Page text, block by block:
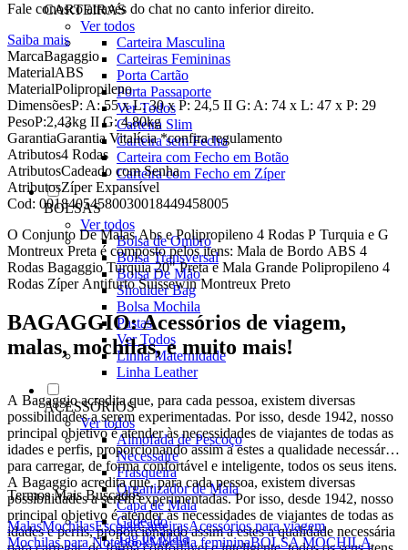
CARTEIRAS
Ver todos
Carteira Masculina
Carteiras Femininas
Porta Cartão
Porta Passaporte
Ver Todos
Carteira Slim
Carteira sem Fecho
Carteira com Fecho em Botão
Carteira com Fecho em Zíper
BOLSAS
Ver todos
Bolsa de Ombro
Bolsa Transversal
Bolsa De Mão
Shoulder Bag
Bolsa Mochila
Pastas
Ver Todos
Linha Maternidade
Linha Leather
ACESSÓRIOS
Ver todos
Almofada de Pescoço
Necessaire
Frasqueira
Organizador de Mala
Capa de Mala
Cadeado
Tag de Mala
Fale conosco através do chat no canto inferior direito.
Saiba mais
MarcaBagaggio
MaterialABS
MaterialPolipropileno
DimensõesP: A: 55 x L: 30 x P: 24,5 II G: A: 74 x L: 47 x P: 29
PesoP:2,43kg II G: 4,80kg
GarantiaGarantia Vitalícia *confira regulamento
Atributos4 Rodas
AtributosCadeado com Senha
AtributosZíper Expansível
Cod: 00184054580030018449458005
O Conjunto De Malas Abs e Polipropileno 4 Rodas P Turquia e G
Montreux Preta é composto pelos itens: Mala de Bordo ABS 4
Rodas Bagaggio Turquia 20" Preta e Mala Grande Polipropileno 4
Rodas Zíper Antifurto Suissewin Montreux Preto
BAGAGGIO: Acessórios de viagem,
malas, mochilas, e muito mais!
A Bagaggio acredita que, para cada pessoa, existem diversas
possibilidades a serem experimentadas. Por isso, desde 1942, nosso
principal objetivo é atender às necessidades de viajantes de todas as
idades e perfis, proporcionando assim a estes a qualidade necessária
para carregar, de forma confortável e inteligente, todos os seus itens.
A Bagaggio acredita que, para cada pessoa, existem diversas
possibilidades a serem experimentadas. Por isso, desde 1942, nosso
principal objetivo é atender às necessidades de viajantes de todas as
idades e perfis, proporcionando assim a estes a qualidade necessária
Termos Mais Buscados
MalasMochilasEscolarCarteirasAcessórios para viagem
Mochilas para NotebookMochila femininaBOLSA MOCHILA